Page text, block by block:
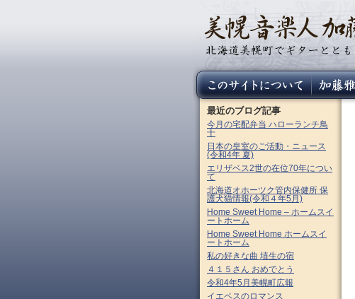
最近のブログ記事
今月の宅配弁当 ハローランチ鳥
十
日本の皇室のご活動・ニュース
(令和4年 夏)
エリザベス2世の在位70年につい
て
北海道オホーツク管内保健所 保
護犬猫情報(令和４年5月)
Home Sweet Home – ホームスイ
ートホーム
Home Sweet Home ホームスイ
ートホーム
私の好きな曲 埴生の宿
４１５さん おめでとう
令和4年5月美幌町広報
イエペスのロマンス